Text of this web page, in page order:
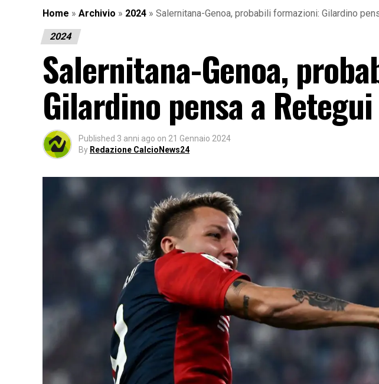
Home » Archivio » 2024 » Salernitana-Genoa, probabili formazioni: Gilardino
2024
Salernitana-Genoa,
Gilardino pensa a Retegui
Published 3 anni ago on 21 Gennaio 2024
By Redazione CalcioNews24